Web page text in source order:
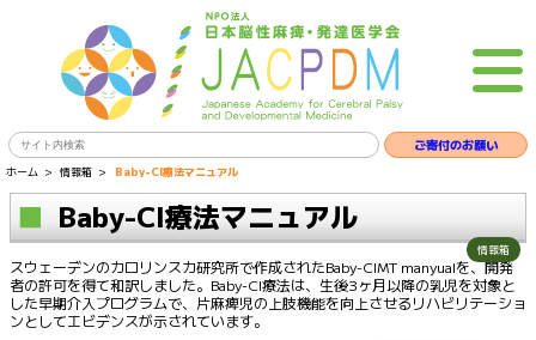
ご寄付のお願い
ホーム 情報箱 Baby-CI療法マニュアル
Baby-CI療法マニュアル
情報箱
スウェーデンのカロリンスカ研究所で作成されたBaby-CIMT manyualを、開発
者の許可を得て和訳しました。Baby-CI療法は、生後3ヶ月以降の乳児を対象と
した早期介入プログラムで、片麻痺児の上肢機能を向上させるリハビリテーショ
ンとしてエビデンスが示されています。